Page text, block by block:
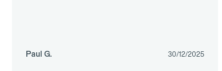
Paul G. 30/12/2025